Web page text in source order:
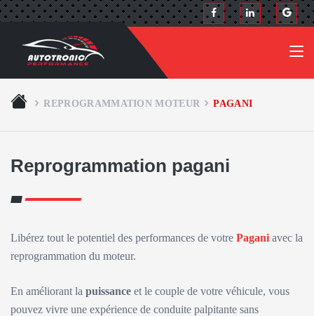
REPROGRAMMATION MOTEUR PAGANI
Reprogrammation pagani
Libérez tout le potentiel des performances de votre Pagani avec la
reprogrammation du moteur.
En améliorant la puissance et le couple de votre véhicule, vous
pouvez vivre une expérience de conduite palpitante sans